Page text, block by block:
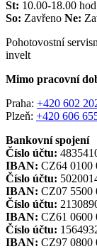
St: 10.00-18.00
So: Zavřeno Ne:
Pohotovostní
invelt
Mimo pracovní
Praha: +420 602
Plzeň: +420 606
Bankovní spojení
Číslo účtu:
IBAN: CZ64 0100
Číslo účtu:
IBAN: CZ07 5500
Číslo účtu:
IBAN: CZ61 0600
Číslo účtu:
IBAN: CZ97 0800